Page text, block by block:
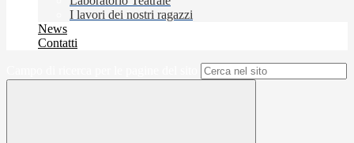
I lavori dei nostri ragazzi
News
Contatti